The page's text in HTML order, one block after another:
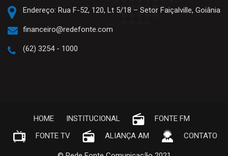
Endereço: Rua F-52, 120, Lt 5/18 – Setor Faiçalville, Goiânia
financeiro@redefonte.com
(62) 3254 - 1000
HOME INSTITUCIONAL
FONTE FM
FONTE TV
ALIANÇA AM CONTATO